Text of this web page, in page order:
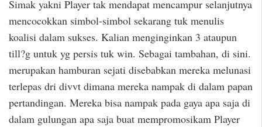
Simak yakni Player tak mendapat mencampur selanjutnya
mencocokkan simbol-simbol sekarang tuk menulis
koalisi dalam sukses. Kalian menginginkan 3 ataupun
till?g untuk yg persis tuk win. Sebagai tambahan, di sini.
merupakan hamburan sejati disebabkan mereka melunasi
terlepas dri divvt dimana mereka nampak di dalam papan
pertandingan. Mereka bisa nampak pada gaya apa saja di
dalam gulungan apa saja buat mempromosikam Player